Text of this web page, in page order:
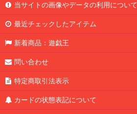
当サイトの画像やデータの利用について
最近チェックしたアイテム
新着商品：遊戯王
問い合わせ
特定商取引法表示
カードの状態表記について